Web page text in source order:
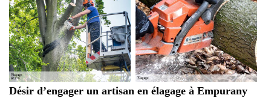
Désir d’engager un artisan en élagage à Empurany